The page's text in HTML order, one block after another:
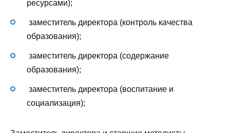
ресурсами);
заместитель директора (контроль качества
образования);
заместитель директора (содержание
образования);
заместитель директора (воспитание и
социализация);